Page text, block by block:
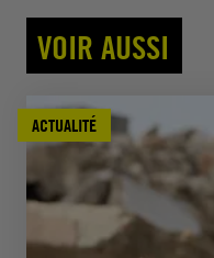
VOIR AUSSI
ACTUALITÉ